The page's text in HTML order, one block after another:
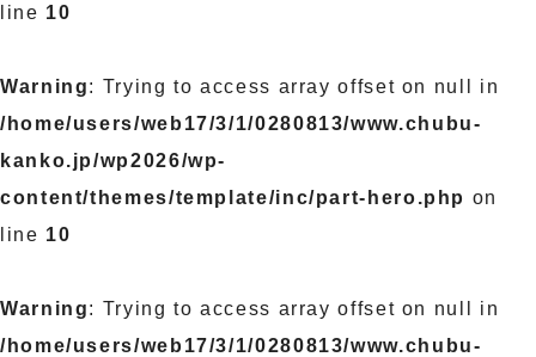
line 10
Warning: Trying to access array offset on null in
/home/users/web17/3/1/0280813/www.chubu-
kanko.jp/wp2026/wp-
content/themes/template/inc/part-hero.php on
line 10
Warning: Trying to access array offset on null in
/home/users/web17/3/1/0280813/www.chubu-